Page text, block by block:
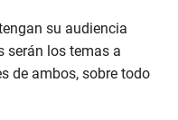
su audiencia
serán los temas a
de ambos, sobre todo